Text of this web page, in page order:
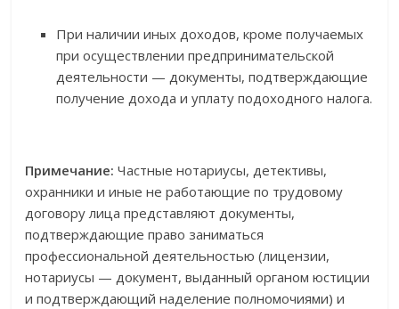
При наличии иных доходов, кроме получаемых
при осуществлении предпринимательской
деятельности — документы, подтверждающие
получение дохода и уплату подоходного налога.
Примечание: Частные нотариусы, детективы,
охранники и иные не работающие по трудовому
договору лица представляют документы,
подтверждающие право заниматься
профессиональной деятельностью (лицензии,
нотариусы — документ, выданный органом юстиции
и подтверждающий наделение полномочиями) и